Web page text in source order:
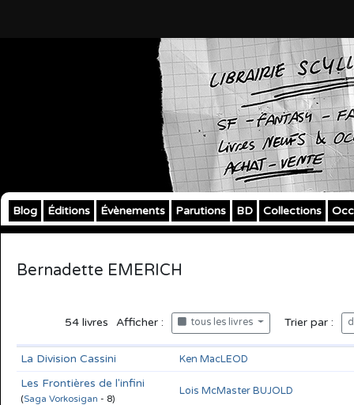
Blog Éditions Évènements Parutions BD Collections
Bernadette EMERICH
54 livres Afficher : tous les livres Trier par :
La Division Cassini Ken MacLEOD
Les Frontières de l'infini
(Saga Vorkosigan - 8)
Lois McMaster BUJOLD